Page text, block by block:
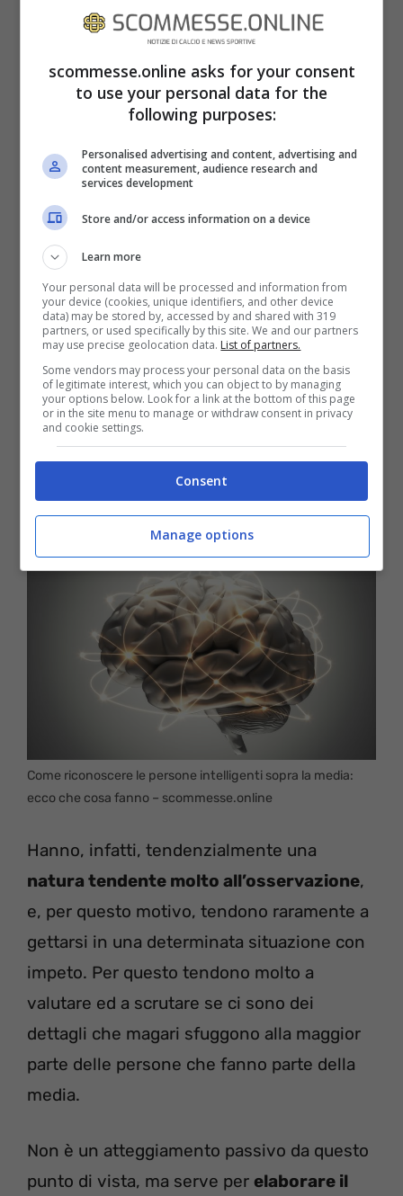
sono le nostre percezioni. Da questo punto
di vista, secondo quanto sottolineato da
Psicoadvisor, c’è però un aspetto che
accomuna tutte lepersone intelligenti
osservare prima di poter agireper
muoversisolo dopo aver capito con
precisione che cosa ci sta attorno
Come riconoscere le persone intelligenti sopra la media:
ecco che cosa fanno – scommesse.online
Hanno, infatti, tendenzialmente una
natura tendente molto all’osservazione,
e, per questo motivo, tendono raramente a
gettarsi in una determinata situazione con
impeto. Per questo tendono molto a
valutare ed a scrutare se ci sono dei
dettagli che magari sfuggono alla maggior
parte delle persone che fanno parte della
media.
Non è un atteggiamento passivo da questo
punto di vista, ma serve per elaborare il
scommesse.online asks for your consent
to use your personal data for the
following purposes:
Personalised advertising and content, advertising and
content measurement, audience research and
services development
Store and/or access information on a device
Learn more
Your personal data will be processed and information from
your device (cookies, unique identifiers, and other device
data) may be stored by, accessed by and shared with 319
partners, or used specifically by this site. We and our partners
may use precise geolocation data. List of partners.
Some vendors may process your personal data on the basis
of legitimate interest, which you can object to by managing
your options below. Look for a link at the bottom of this page
or in the site menu to manage or withdraw consent in privacy
and cookie settings.
Consent
Manage options